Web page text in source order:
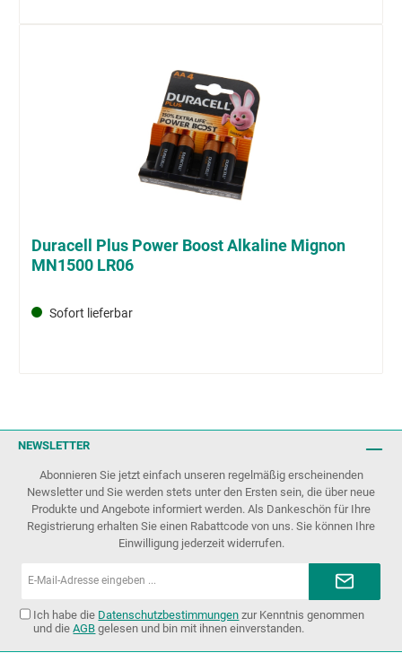
Duracell Plus Power Boost Alkaline Mignon
MN1500 LR06
Sofort lieferbar
NEWSLETTER
Abonnieren Sie jetzt einfach unseren regelmäßig erscheinenden
Newsletter und Sie werden stets unter den Ersten sein, die über neue
Produkte und Angebote informiert werden. Als Dankeschön für Ihre
Registrierung erhalten Sie einen Rabattcode von uns. Sie können Ihre
Einwilligung jederzeit widerrufen.
Ich habe die Datenschutzbestimmungen zur Kenntnis genommen
und dieAGB gelesen und bin mit ihnen einverstanden.